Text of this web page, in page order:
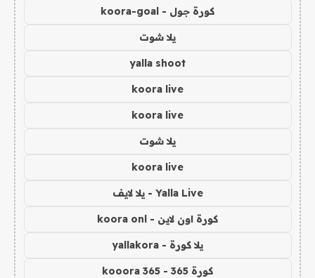
كورة جول - koora-goal
يلا شوت
yalla shoot
koora live
koora live
يلا شوت
koora live
Yalla Live - يلا لايف
كورة اون لاين - koora onl
يلا كورة - yallakora
كورة 365 - kooora 365